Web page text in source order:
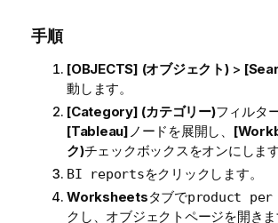
手順
[OBJECTS] (オブジェクト)>
動します。
[Category] (カテゴリー)フィルタ
[Tableau] ノードを展開し、
ク)チェックボックスをオンにします
BI reportsをクリックします。
Worksheetsタブでproduct
クし、オブジェクトページを開きま